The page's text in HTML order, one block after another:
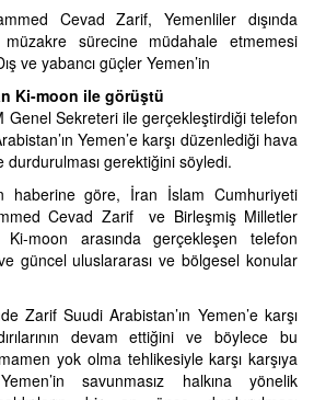
Cevad Zarif, Yemenliler dışında
sürecine müdahale etmemesi
ve yabancı güçler Yemen’in
Ki-moon ile görüştü
Genel Sekreteri ile gerçekleştirdiği telefon
Yemen’e karşı düzenlediği hava
durdurulması gerektiğini söyledi.
haberine göre, İran İslam Cumhuriyeti
Cevad Zarif ve Birleşmiş Milletler
moon arasında gerçekleşen telefon
güncel uluslararası ve bölgesel konular
Zarif Suudi Arabistan’ın Yemen’e karşı
devam ettiğini ve böylece bu
yok olma tehlikesiyle karşı karşıya
savunmasız halkına yönelik